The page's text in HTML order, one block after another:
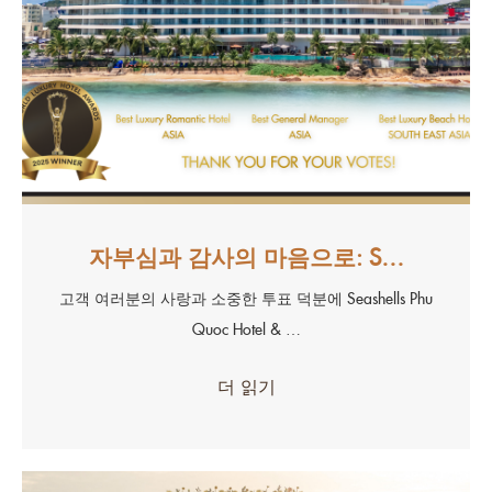
자부심과 감사의 마음으로: S…
고객 여러분의 사랑과 소중한 투표 덕분에 Seashells Phu
Quoc Hotel & …
더 읽기